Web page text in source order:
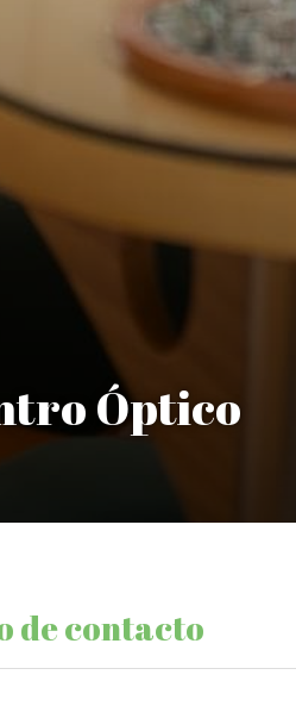
Óptico
de contacto